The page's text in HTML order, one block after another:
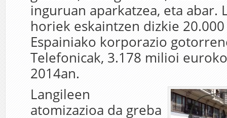
inguruan aparkatzea, eta abar.
horiek eskaintzen dizkie
Espainiako korporazio
Telefonicak, 3.178 milioi
2014an.
Langileen
atomizazioa da greba